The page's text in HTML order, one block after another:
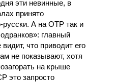
эти невинные, в
принято
русски. А на ОТР так и
главный
что приводит его
не показывают, хотя
на крыше
это запросто